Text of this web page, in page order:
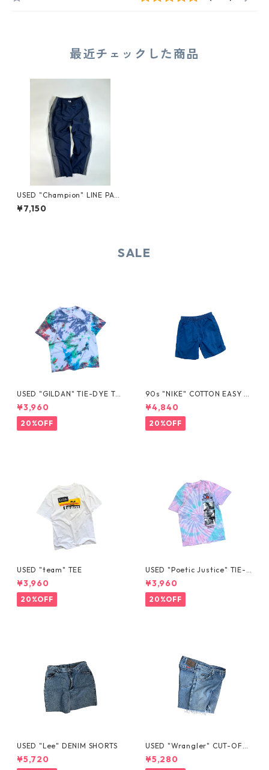
最近チェックした商品
USED "Champion" LINE PANT
S
¥7,150
SALE
USED "GILDAN" TIE-DYE TE
E
¥3,960
20%OFF
90s "NIKE" COTTON EASY S
HORTS
¥4,840
20%OFF
USED "team" TEE
¥3,960
20%OFF
USED "Poetic Justice" TIE-D
YE TEE
¥3,960
20%OFF
USED "Lee" DENIM SHORTS
¥5,720
USED "Wrangler" CUT-OFF
DENIM SHORTS
¥5,280